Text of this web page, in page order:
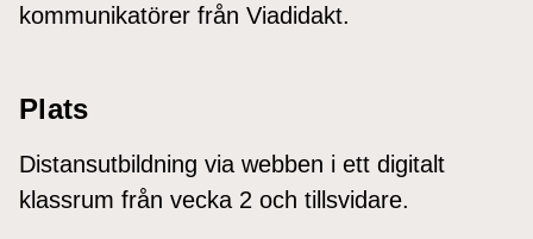
kommunikatörer från Viadidakt.
Plats
Distansutbildning via webben i ett digitalt
klassrum från vecka 2 och tillsvidare.